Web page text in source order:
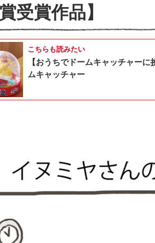
受賞作品】
こちらも読みたい
【おうちでドームキャッチャー
ムキャッチャー